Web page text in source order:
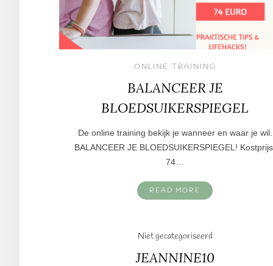
ONLINE TRAINING
BALANCEER JE
BLOEDSUIKERSPIEGEL
De online training bekijk je wanneer en waar je wil.
BALANCEER JE BLOEDSUIKERSPIEGEL!
74…
READ MORE
Niet gecategoriseerd
JEANNINE10